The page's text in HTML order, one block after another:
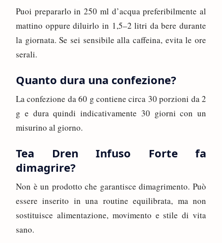
Puoi prepararlo in 250 ml d’acqua preferibilmente al
mattino oppure diluirlo in 1,5–2 litri da bere durante
la giornata. Se sei sensibile alla caffeina, evita le ore
serali.
Quanto dura una confezione?
La confezione da 60 g contiene circa 30 porzioni da 2
g e dura quindi indicativamente 30 giorni con un
misurino al giorno.
Tea Dren Infuso Forte fa
dimagrire?
Non è un prodotto che garantisce dimagrimento. Può
essere inserito in una routine equilibrata, ma non
sostituisce alimentazione, movimento e stile di vita
sano.